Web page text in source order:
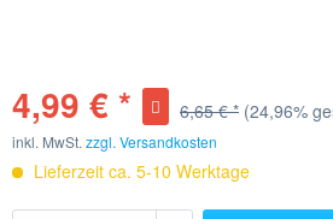
4,99 € * 6,65 € * (24,96%
inkl. MwSt. zzgl. Versandkosten
Lieferzeit ca. 5-10 Werktage